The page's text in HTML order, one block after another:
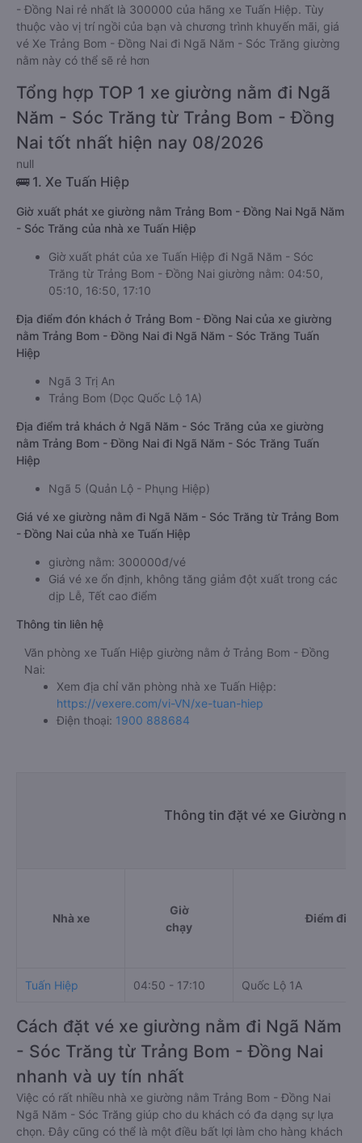
- Đồng Nai rẻ nhất là 300000 của hãng xe Tuấn Hiệp. Tùy
thuộc vào vị trí ngồi của bạn và chương trình khuyến mãi, giá
vé Xe Trảng Bom - Đồng Nai đi Ngã Năm - Sóc Trăng giường
nằm này có thể sẽ rẻ hơn
Tổng hợp TOP 1 xe giường nằm đi Ngã
Năm - Sóc Trăng từ Trảng Bom - Đồng
Nai tốt nhất hiện nay 08/2026
null
🚌 1. Xe Tuấn Hiệp
Giờ xuất phát xe giường nằm Trảng Bom - Đồng Nai Ngã Năm
- Sóc Trăng của nhà xe Tuấn Hiệp
Giờ xuất phát của xe Tuấn Hiệp đi Ngã Năm - Sóc
Trăng từ Trảng Bom - Đồng Nai giường nằm: 04:50,
05:10, 16:50, 17:10
Địa điểm đón khách ở Trảng Bom - Đồng Nai của xe giường
nằm Trảng Bom - Đồng Nai đi Ngã Năm - Sóc Trăng Tuấn
Hiệp
Ngã 3 Trị An
Trảng Bom (Dọc Quốc Lộ 1A)
Địa điểm trả khách ở Ngã Năm - Sóc Trăng của xe giường
nằm Trảng Bom - Đồng Nai đi Ngã Năm - Sóc Trăng Tuấn
Hiệp
Ngã 5 (Quản Lộ - Phụng Hiệp)
Giá vé xe giường nằm đi Ngã Năm - Sóc Trăng từ Trảng Bom
- Đồng Nai của nhà xe Tuấn Hiệp
giường nằm: 300000đ/vé
Giá vé xe ổn định, không tăng giảm đột xuất trong các
dịp Lễ, Tết cao điểm
Thông tin liên hệ
Văn phòng xe Tuấn Hiệp giường nằm ở Trảng Bom - Đồng
Nai:
Xem địa chỉ văn phòng nhà xe Tuấn Hiệp:
https://vexere.com/vi-VN/xe-tuan-hiep
Điện thoại: 1900 888684
Thông tin đặt vé xe Giường
Nhà xe
Giờ
chạy
Điểm đi
Tuấn Hiệp 04:50 - 17:10 Quốc Lộ 1A
Cách đặt vé xe giường nằm đi Ngã Năm
- Sóc Trăng từ Trảng Bom - Đồng Nai
nhanh và uy tín nhất
Việc có rất nhiều nhà xe giường nằm Trảng Bom - Đồng Nai
Ngã Năm - Sóc Trăng giúp cho du khách có đa dạng sự lựa
chọn. Đây cũng có thể là một điều bất lợi làm cho hàng khách